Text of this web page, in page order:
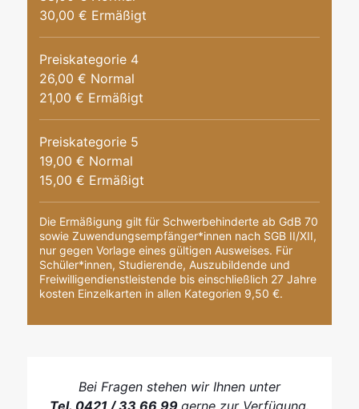
30,00 € Ermäßigt
Preiskategorie 4
26,00 € Normal
21,00 € Ermäßigt
Preiskategorie 5
19,00 € Normal
15,00 € Ermäßigt
Die Ermäßigung gilt für Schwerbehinderte ab GdB 70
sowie Zuwendungsempfänger*innen nach SGB II/XII,
nur gegen Vorlage eines gültigen Ausweises. Für
Schüler*innen, Studierende, Auszubildende und
Freiwilligendienstleistende bis einschließlich 27 Jahre
kosten Einzelkarten in allen Kategorien 9,50 €.
Bei Fragen stehen wir Ihnen unter
Tel. 0421 / 33 66 99 gerne zur Verfügung.